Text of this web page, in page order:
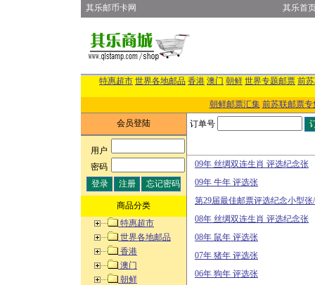
其乐邮币卡网 其乐首
特惠超市 世界各地邮品 香港 澳门 朝鲜 世界专题邮票 前
朝鲜邮票汇集 前苏联邮票专
会员登陆
用户:
密码:
商品分类
特惠超市
世界各地邮品
香港
澳门
朝鲜
订单号
09年 丝绸双连生肖 评选纪念张
09年 牛年 评选张
第29届最佳邮票评选纪念小型
08年 丝绸双连生肖 评选纪念张
08年 鼠年 评选张
07年 猪年 评选张
06年 狗年 评选张